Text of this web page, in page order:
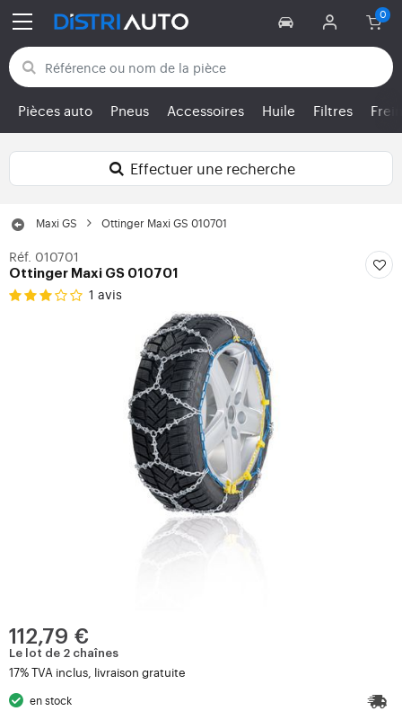
Retour aux catégories
Pièces auto Pneus Accessoires Huile Filtres
Effectuer une recherche
Maxi GS Ottinger Maxi GS 010701
Réf. 010701
Ottinger Maxi GS 010701
1 avis
112,79 €
Le lot de 2 chaînes
17% TVA inclus, livraison gratuite
en stock